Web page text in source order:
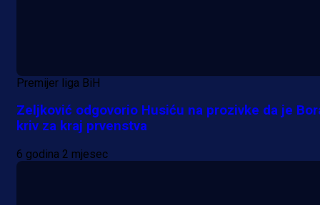
Premijer liga BiH
Zeljković odgovorio Husiću na prozivke da je
kriv za kraj prvenstva
6 godina 2 mjesec